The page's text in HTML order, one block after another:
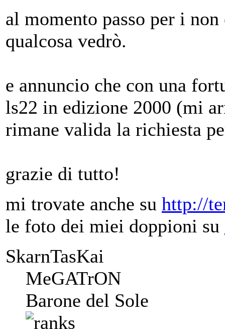
al momento passo per i
qualcosa vedrò.
e annuncio che con una
ls22 in edizione 2000 (mi
rimane valida la richiesta
grazie di tutto!
mi trovate anche su http://
le foto dei miei doppioni su
SkarnTasKai
MeGATrON
Barone del Sole